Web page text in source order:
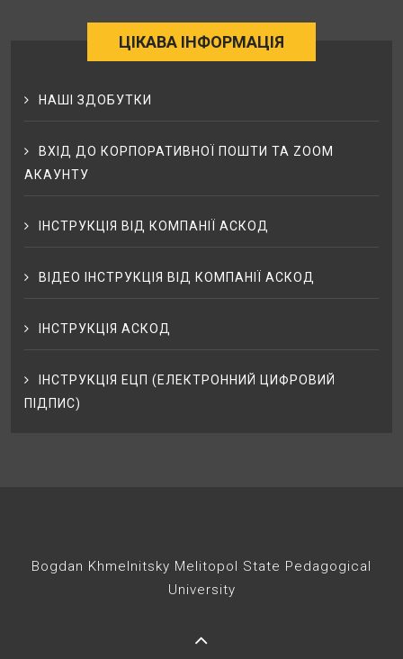
ЦІКАВА ІНФОРМАЦІЯ
НАШІ ЗДОБУТКИ
ВХІД ДО КОРПОРАТИВНОЇ ПОШТИ ТА ZOOM
АКАУНТУ
ІНСТРУКЦІЯ ВІД КОМПАНІЇ АСКОД
ВІДЕО ІНСТРУКЦІЯ ВІД КОМПАНІЇ АСКОД
ІНСТРУКЦІЯ АСКОД
ІНСТРУКЦІЯ ЕЦП (ЕЛЕКТРОННИЙ ЦИФРОВИЙ
ПІДПИС)
Bogdan Khmelnitsky Melitopol State Pedagogical
University